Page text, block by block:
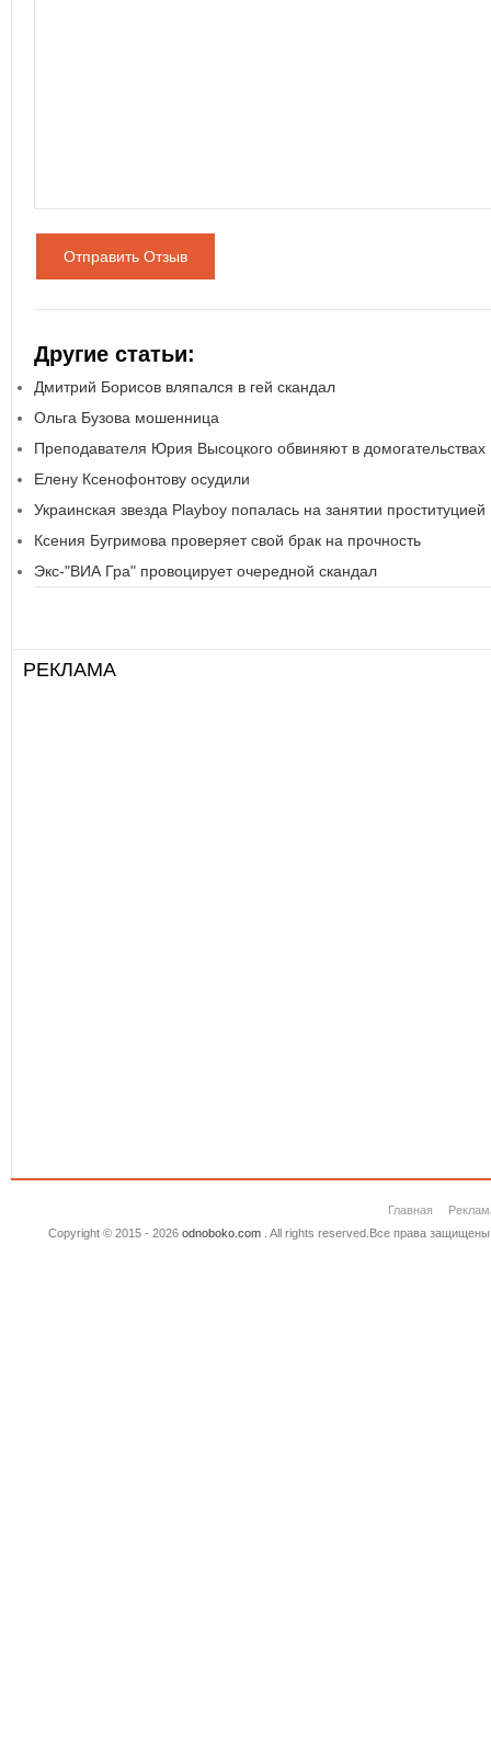
Отправить Отзыв
Другие статьи:
Дмитрий Борисов вляпался в гей скандал
Ольга Бузова мошенница
Преподавателя Юрия Высоцкого обвиняют в домогательствах
Елену Ксенофонтову осудили
Украинская звезда Playboy попалась на занятии проституцией
Ксения Бугримова проверяет свой брак на прочность
Экс-"ВИА Гра" провоцирует очередной скандал
РЕКЛАМА
Главная
Copyright © 2015 - 2026 odnoboko.com. All rights reserved.Все права защищены.